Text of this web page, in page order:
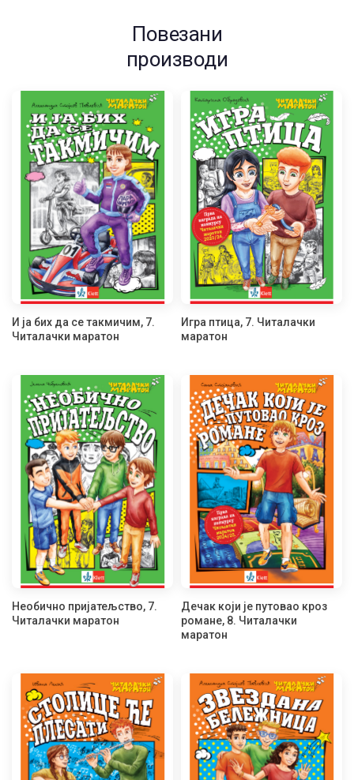
Повезани
производи
И ја бих да се такмичим, 7.
Читалачки маратон
Игра птица, 7. Читалачки
маратон
Необично пријатељство, 7.
Читалачки маратон
Дечак који је путовао кроз
романе, 8. Читалачки
маратон